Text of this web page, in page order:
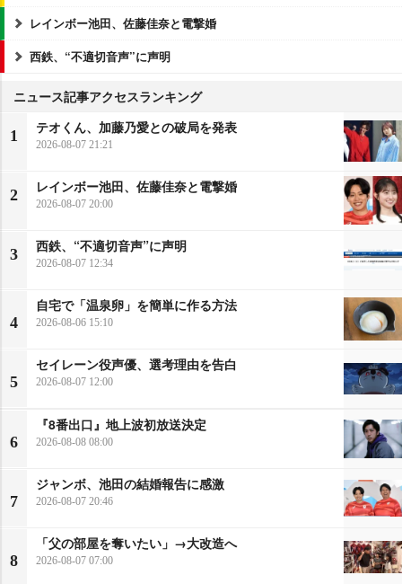
レインボー池田、佐藤佳奈と電撃婚
西鉄、“不適切音声”に声明
ニュース記事アクセスランキング
1
テオくん、加藤乃愛との破局を発表
2026-08-07 21:21
2
レインボー池田、佐藤佳奈と電撃婚
2026-08-07 20:00
3
西鉄、“不適切音声”に声明
2026-08-07 12:34
4
自宅で「温泉卵」を簡単に作る方法
2026-08-06 15:10
5
セイレーン役声優、選考理由を告白
2026-08-07 12:00
6
『8番出口』地上波初放送決定
2026-08-08 08:00
7
ジャンボ、池田の結婚報告に感激
2026-08-07 20:46
8
「父の部屋を奪いたい」→大改造へ
2026-08-07 07:00